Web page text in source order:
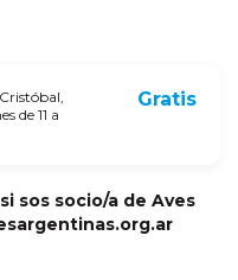
de 11 a
Gratis
sos socio/a de Aves